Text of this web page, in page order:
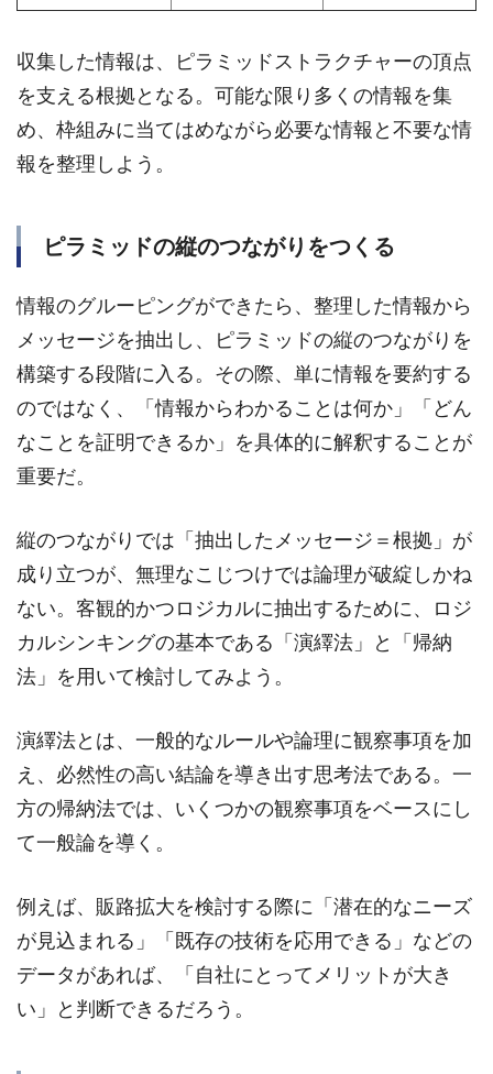
収集した情報は、ピラミッドストラクチャーの頂点
を支える根拠となる。可能な限り多くの情報を集
め、枠組みに当てはめながら必要な情報と不要な情
報を整理しよう。
ピラミッドの縦のつながりをつくる
情報のグルーピングができたら、整理した情報から
メッセージを抽出し、ピラミッドの縦のつながりを
構築する段階に入る。その際、単に情報を要約する
のではなく、「情報からわかることは何か」「どん
なことを証明できるか」を具体的に解釈することが
重要だ。
縦のつながりでは「抽出したメッセージ＝根拠」が
成り立つが、無理なこじつけでは論理が破綻しかね
ない。客観的かつロジカルに抽出するために、ロジ
カルシンキングの基本である「演繹法」と「帰納
法」を用いて検討してみよう。
演繹法とは、一般的なルールや論理に観察事項を加
え、必然性の高い結論を導き出す思考法である。一
方の帰納法では、いくつかの観察事項をベースにし
て一般論を導く。
例えば、販路拡大を検討する際に「潜在的なニーズ
が見込まれる」「既存の技術を応用できる」などの
データがあれば、「自社にとってメリットが大き
い」と判断できるだろう。